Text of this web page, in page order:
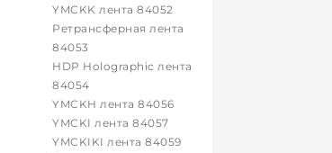
YMCKK лента 84052
Ретрансферная лента
84053
HDP Holographic лента
84054
YMCKH лента 84056
YMCKI лента 84057
YMCKIKI лента 84059